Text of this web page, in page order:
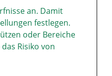
an. Damit
festlegen.
oder Bereiche
Risiko von